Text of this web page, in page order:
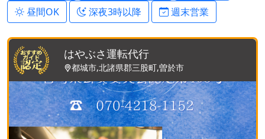
昼間OK
深夜3時以降 週末営業
はやぶさ運転代行
都城市,北諸県郡三股町,曽於市